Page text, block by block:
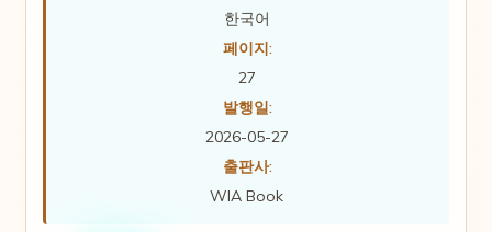
한국어
페이지:
27
발행일:
2026-05-27
출판사:
WIA Book